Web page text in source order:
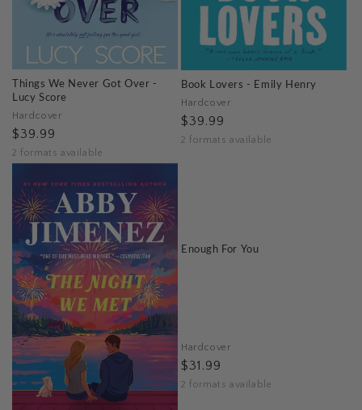
Things We Never Got Over -
Lucy Score
Hardcover
$39.99
2 formats available
Book Lovers - Emily Henry
Hardcover
$39.99
2 formats available
Enough For You
Hardcover
$31.99
2 formats available